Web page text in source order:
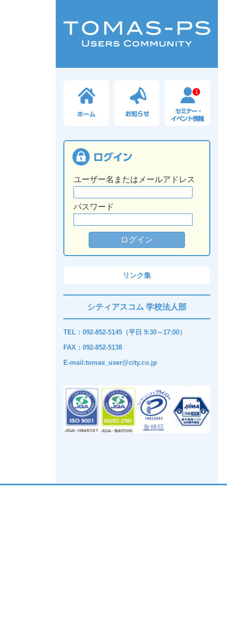
1
ユーザー名またはメールアドレス
パスワード
リンク集
シティアスコム 学校法人部
TEL：092-852-5145（平日 9:30～17:00）
FAX：092-852-5138
E-mail:tomas_user@city.co.jp